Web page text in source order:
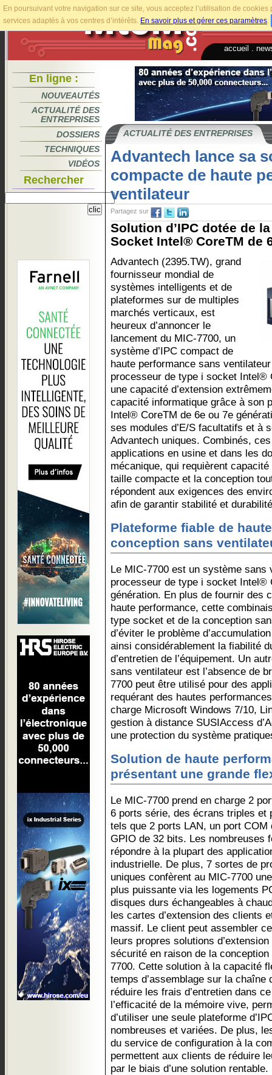
En poursuivant votre navigation sur ce site, vous acceptez l’utilisation de
services adaptés à vos centres d’intérêts. En savoir plus et gérer ces paramètres.
accueil
En ligne :
NOUVEAUTÉS
ACTUALITÉ DES
ENTREPRISES
DOSSIERS
TECHNIQUES
VIDÉOS
Rechercher
ACTUALITÉ DES ENTREPRISES
Advantech lance sa
compacte de haute
ventilateur
Partagez sur
Solution d’IPC dotée de
Socket Intel® CoreTM de
Advantech (2395.TW), grand
fournisseur mondial de
systèmes intelligents et de
plateformes sur de multiples
marchés verticaux, est
heureux d’annoncer le
lancement du MIC-7700, un
système d’IPC compact de
haute performance sans
processeur de type i socket Intel®
une capacité d’extension
capacité informatique grâce à son
Intel® CoreTM de 6e ou 7e
ses modules d’E/S facultatifs et à
Advantech uniques. Combinés,
applications en usine et dans les
mécanique, qui requièrent
taille compacte et la conception
répondent aux exigences des
afin de garantir stabilité et
Plateforme fiable de
conception sans
Le MIC-7700 est un système sans
processeur de type i socket Intel®
génération. En plus de fournir des
haute performance, cette
type socket et de la conception
d’éviter le problème
ainsi considérablement la fiabilité
d’entretien de l’équipement. Un
sans ventilateur est l’absence de
7700 peut être utilisé pour des
requérant des hautes
charge Microsoft Windows 7/10,
gestion à distance SUSIAccess
une protection du système
Solution de haute
présentant une grande
Le MIC-7700 prend en charge 2
6 ports série, des écrans triples et
tels que 2 ports LAN, un port COM
GPIO de 32 bits. Les nombreuses
répondre à la plupart des
industrielle. De plus, 7 sortes de
uniques confèrent au MIC-7700
plus puissante via les logements
disques durs échangeables à
les cartes d’extension des clients
massif. Le client peut assembler
leurs propres solutions
sécurité en raison de la
7700. Cette solution à la capacité
temps d’assemblage sur la
réduire les frais d’entretien dans
l’efficacité de la mémoire vive,
d’utiliser une seule plateforme
nombreuses et variées. De plus,
du service de configuration à la
permettent aux clients de réduire
par le biais d’une solution rentable.